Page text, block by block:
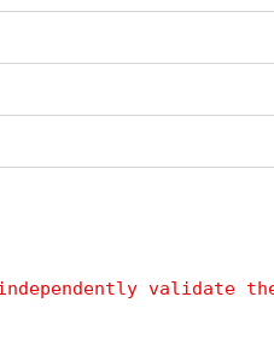
validate